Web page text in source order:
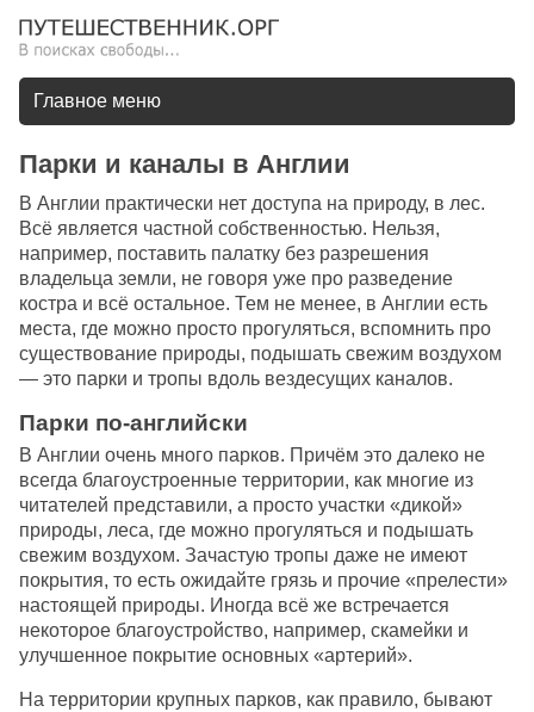
Главное меню
Парки и каналы в Англии
В Англии практически нет доступа на природу, в лес.
Всё является частной собственностью. Нельзя,
например, поставить палатку без разрешения
владельца земли, не говоря уже про разведение
костра и всё остальное. Тем не менее, в Англии есть
места, где можно просто прогуляться, вспомнить про
существование природы, подышать свежим воздухом
— это парки и тропы вдоль вездесущих каналов.
Парки по-английски
В Англии очень много парков. Причём это далеко не
всегда благоустроенные территории, как многие из
читателей представили, а просто участки «дикой»
природы, леса, где можно прогуляться и подышать
свежим воздухом. Зачастую тропы даже не имеют
покрытия, то есть ожидайте грязь и прочие «прелести»
настоящей природы. Иногда всё же встречается
некоторое благоустройство, например, скамейки и
улучшенное покрытие основных «артерий».
На территории крупных парков, как правило, бывают